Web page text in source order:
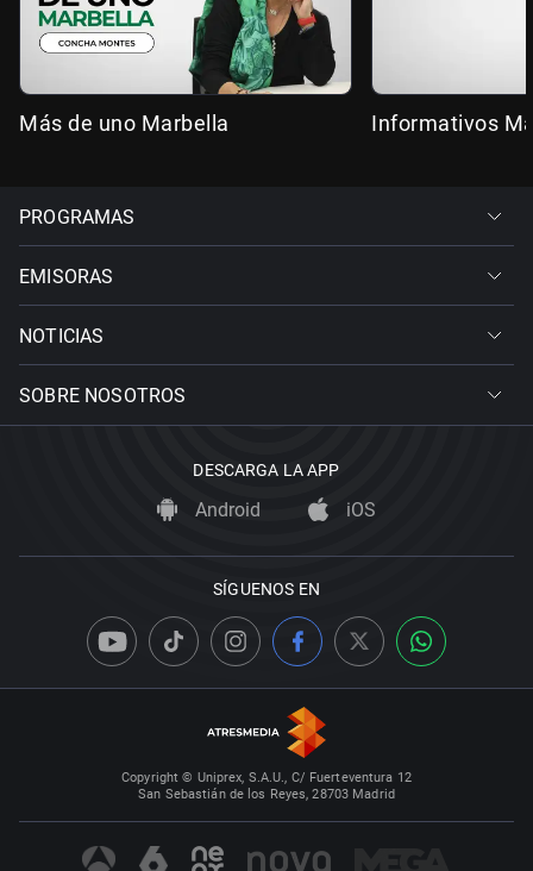
Más de uno Marbella Informativos
PROGRAMAS
EMISORAS
NOTICIAS
SOBRE NOSOTROS
DESCARGA LA APP
Android iOS
SÍGUENOS EN
Copyright © Uniprex, S.A.U., C/ Fuerteventura 12
San Sebastián de los Reyes, 28703 Madrid